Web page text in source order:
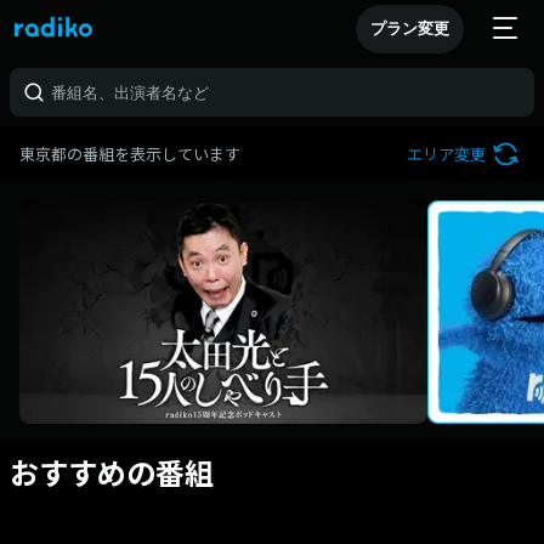
プラン変更
東京都の番組を表示しています エリア変更
おすすめの番組